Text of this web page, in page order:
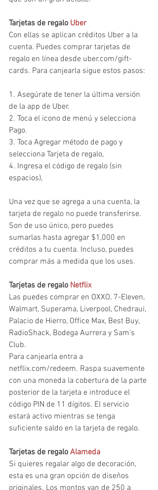
Tarjetas de regalo Uber
Con ellas se aplican créditos Uber a la
cuenta. Puedes comprar tarjetas de
regalo en línea desde uber.com/gift-
cards. Para canjearla sigue estos pasos:
1. Asegúrate de tener la última versión
de la app de Uber.
2. Toca el icono de menú y selecciona
Pago.
3. Toca Agregar método de pago y
selecciona Tarjeta de regalo,
4. Ingresa el código de regalo (sin
espacios),
Una vez que se agrega a una cuenta, la
tarjeta de regalo no puede transferirse.
Son de uso único, pero puedes
sumarlas hasta agregar $1,000 en
créditos a tu cuenta. Incluso, puedes
comprar más a medida que los uses.
Tarjetas de regalo Netflix
Las puedes comprar en OXXO, 7-Eleven,
Walmart, Superama, Liverpool, Chedraui,
Palacio de Hierro, Office Max, Best Buy,
RadioShack, Bodega Aurrera y Sam's
Club.
Para canjearla entra a
netflix.com/redeem. Raspa suavemente
con una moneda la cobertura de la parte
posterior de la tarjeta e introduce el
código PIN de 11 dígitos. El servicio
estará activo mientras se tenga
suficiente saldo en la tarjeta de regalo.
Tarjetas de regalo Alameda
Si quieres regalar algo de decoración,
esta es una gran opción de diseños
originales. Los montos van de 250 a